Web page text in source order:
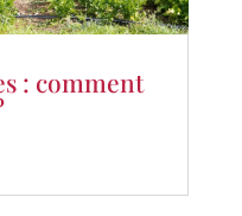
: comment